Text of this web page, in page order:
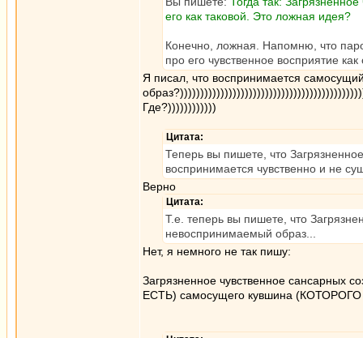
его как таковой. Это ложная идея?
Конечно, ложная. Напомню, что
про его чувственное восприятие как
Я писал, что воспринимается
Где?))))))))))))
Цитата:
Теперь вы пишете, что
воспринимается чувственно и не
Верно
Цитата:
Т.е. теперь вы пишете, что
невоспринимаемый образ...
Нет, я немного не так пишу:
Загрязненное чувственное
ЕСТЬ) самосущего кувшина